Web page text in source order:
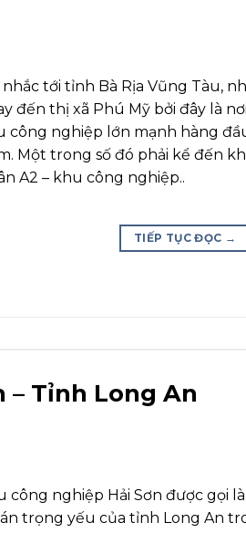
nhắc tới tỉnh Bà Rịa Vũng Tàu,
đến thị xã Phú Mỹ bởi đây là
công nghiệp lớn mạnh hàng
Một trong số đó phải kể đến
A2 – khu công nghiệp..
TIẾP TỤC ĐỌC →
– Tỉnh Long An
công nghiệp Hải Sơn được gọi
trọng yếu của tỉnh Long An